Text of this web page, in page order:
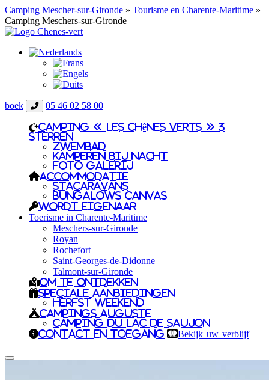
Camping Mescher-sur-Gironde » Tourisme en Charente-Maritime »
Camping Meschers-sur-Gironde
boek 05 46 02 58 00
Camping « Les Chênes Verts » 3
sterren
zwembad
Kamperen bij nacht
Foto galerij
Accommodatie
Stacaravans
Bungalows canvas
Wordt eigenaar
Toerisme in Charente-Maritime
Meschers-sur-Gironde
Royan
Rochefort
Saint-Georges-de-Didonne
Talmont-sur-Gironde
Om te ontdekken
Speciale aanbiedingen
Herfst weekend
Campings Auguste
Camping du Lac de Saujon
Contact en toegang
Bekijk uw verblijf